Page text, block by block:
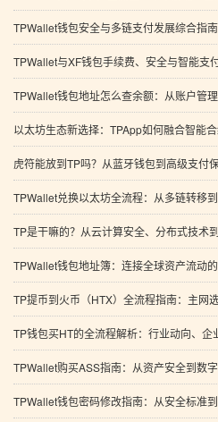
TPWallet钱包安全与多链支付发展综合指南
TPWallet与XF钱包手续费、安全与智能支
TPWallet钱包地址怎么查余额：从账户管
以太坊生态新选择：TPApp如何融合智能合约、实时数据
虎符能放到TP吗？从蓝牙钱包到高级支付保护的全方位深
TPWallet兑换以太坊全流程：从多链转移
TP是干嘛的？从云计算安全、分布式技术到高效
TPWallet钱包地址簿：连接全球资产流动
TP提币到火币（HTX）全流程指南：主网选择、手
TP钱包买HT的全流程解析：行业动向、企业钱包与实时
TPWallet购买ASS指南：从资产安全到数
TPWallet钱包密码修改指南：从安全标准